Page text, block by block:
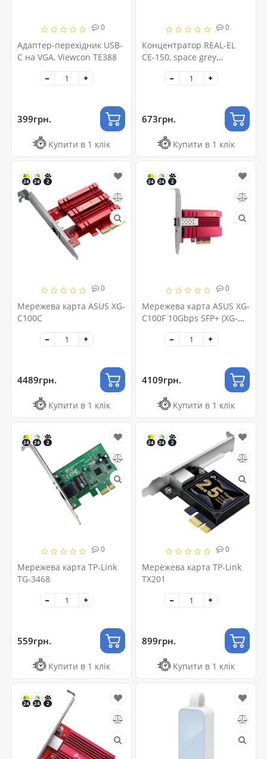
0
Адаптер-перехідник USB-
C на VGA, Viewcon TE388
399грн.
Купити в 1 клік
0
Концентратор REAL-EL
CE-150, space grey
(EL123110004)
673грн.
Купити в 1 клік
24 24 2
0
Мережева карта ASUS XG-
C100C
4489грн.
Купити в 1 клік
24 24 2
0
Мережева карта ASUS XG-
C100F 10Gbps SFP+ (XG-
C100F)
4109грн.
Купити в 1 клік
24 24 2
0
Мережева карта TP-Link
TG-3468
559грн.
Купити в 1 клік
24 24 2
0
Мережева карта TP-Link
TX201
899грн.
Купити в 1 клік
24 24 2